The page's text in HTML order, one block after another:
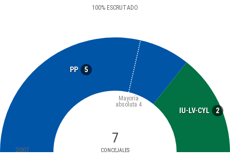
100% ESCRUTADO
PP 5
IU-LV-CYL 2
7
CONCEJALES
Mayoría
absoluta 4
2007